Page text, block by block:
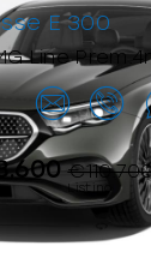
E 300
Line
Listino